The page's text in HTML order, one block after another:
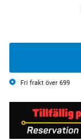
Fri frakt över 699